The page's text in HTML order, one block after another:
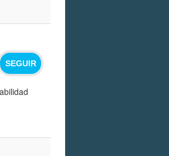
SEGUIR